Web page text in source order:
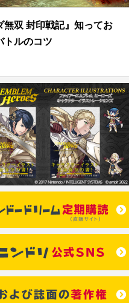
無双 封印戦記』知ってお
トルのコツ